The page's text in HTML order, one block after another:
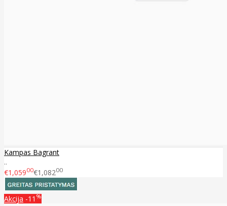
Kampas Bagrant
..
€1,05900€1,08200
Akcija -11 %